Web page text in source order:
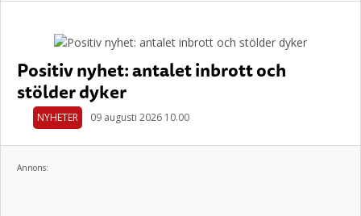
Positiv nyhet: antalet inbrott och
stölder dyker
NYHETER 09 augusti 2026 10.00
Annons: